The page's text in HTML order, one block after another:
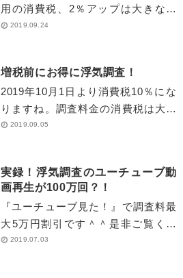
用の消費税、2％アップは大きな額
になります。悩み続けるより、この
[…]
2019.09.24
増税前にお得に浮気調査！
2019年10月1日より消費税10％にな
りますね。調査料金の消費税は大き
い金額になることもあります。導入
2019.09.05
実録！浮気調査のユーチューブ動
画再生が100万回？！
『ユーチューブ見た！』で調査料最
大5万円割引です＾＾是非ご覧くだ
さい！こんなところまで撮影しま
2019.07.03